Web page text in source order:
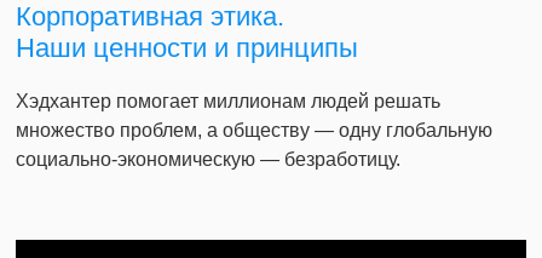
Корпоративная этика.
Наши ценности и принципы
Хэдхантер помогает миллионам людей решать
множество проблем, а обществу — одну глобальную
социально-экономическую — безработицу.